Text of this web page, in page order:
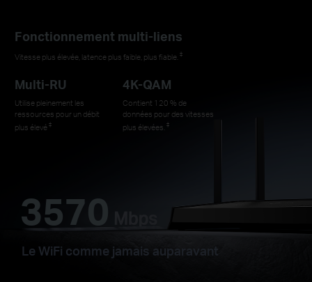
Fonctionnement multi-liens
Vitesse plus élevée, latence plus faible, plus fiable. ‡
Multi-RU
Utilise pleinement les
ressources pour un débit
plus élevé‡
4K-QAM
Contient 120 % de
données pour des vitesses
plus élevées. ‡
3570
Le WiFi comme jamais auparavant